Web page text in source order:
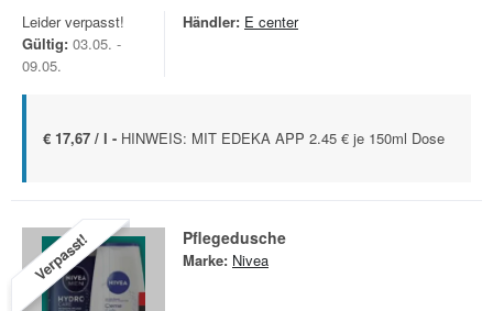
Leider verpasst!
Gültig: 03.05. -
09.05.
Händler: E center
€ 17,67 / l - HINWEIS: MIT EDEKA APP 2.45 € je 150ml Dose
Verpasst! Pflegedusche
Marke: Nivea